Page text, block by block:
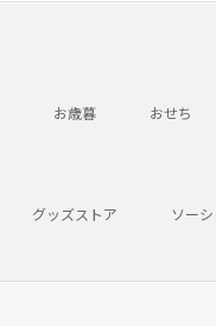
お歳暮 おせち
グッズストア ソー